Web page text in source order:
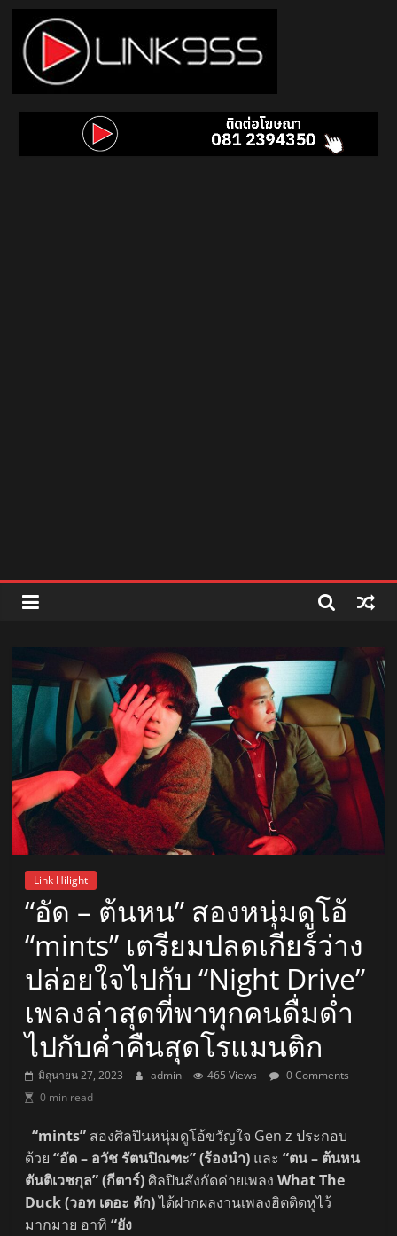
Skip
content
Link
95.5
ลพบุรี
สถานี
ลพบุรี
วิทยุ
FM
ลพบุรี
Link Hilight
“อัด – ต้นหน” สองหนุ่มดูโอ้
“mints” เตรียมปลดเกียร์ว่าง
ปล่อยใจไปกับ “Night Drive”
เพลงล่าสุดที่พาทุกคนดื่มด่ำ
ไปกับค่ำคืนสุดโรแมนติก
มิถุนายน 27, 2023 admin 465 Views
0 Comments
0 min read
“mints” สองศิลปินหนุ่มดูโอ้ขวัญใจ Gen z ประกอบ
ด้วย“อัด – อวัช รัตนปิณฑะ” (ร้องนำ) และ“ตน – ต้นหน
ตันติเวชกุล” (กีตาร์)ศิลปินสังกัดค่ายเพลงWhat The
Duck (วอท เดอะ ดัก)ได้ฝากผลงานเพลงฮิตติดหูไว้
มากมาย อาทิ“ยัง